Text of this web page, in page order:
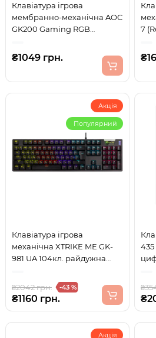
Клавіатура ігрова
мембранно-механічна AOC
GK200 Gaming RGB
₴1049 грн.
7
Акція
Популярний
Клавіатура ігрова
механічна XTRIKE ME GK-
981 UA 104кл. райдужна
₴2042 грн.
-43 %
₴1160 грн.
Акція